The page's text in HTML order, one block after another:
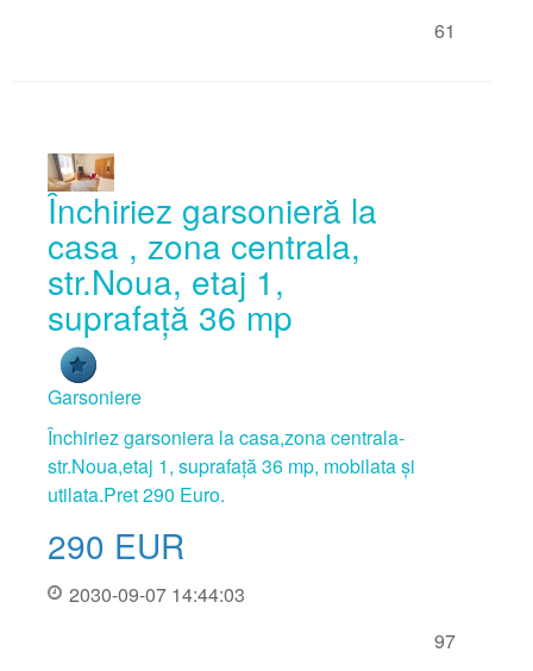
61
Închiriez garsonieră la
casa , zona centrala,
str.Noua, etaj 1,
suprafață 36 mp
Garsoniere
Închiriez garsoniera la casa,zona centrala-
str.Noua,etaj 1, suprafață 36 mp, mobilata și
utilata.Pret 290 Euro.
290 EUR
2030-09-07 14:44:03
97